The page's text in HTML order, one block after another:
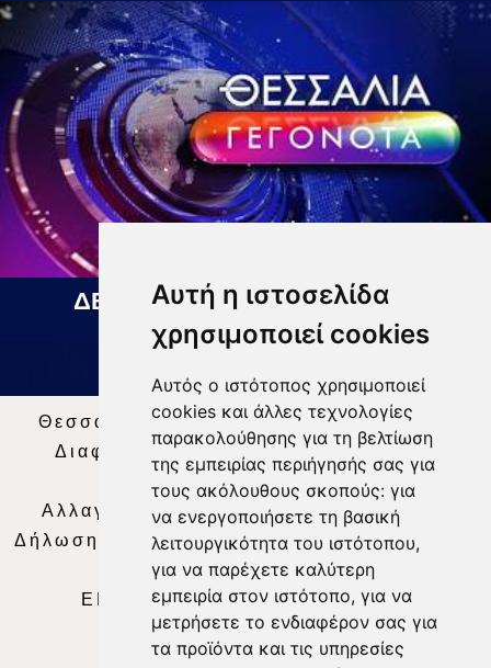
Αυτή η ιστοσελίδα
χρησιμοποιεί cookies
Αυτός ο ιστότοπος χρησιμοποιεί
cookies και άλλες τεχνολογίες
παρακολούθησης για τη βελτίωση
της εμπειρίας περιήγησής σας για
τους ακόλουθους σκοπούς: για
να ενεργοποιήσετε τη βασική
λειτουργικότητα του ιστότοπου,
για να παρέχετε καλύτερη
εμπειρία στον ιστότοπο, για να
μετρήσετε το ενδιαφέρον σας για
τα προϊόντα και τις υπηρεσίες
ΔΕΛΤΙΟ ΕΙΔΗΣΕΩΝ 05 08 2026
Θεσσαλία Τηλεόραση|SNG Services
Διαφήμιση | Όροι Χρήσης |Δήλωση
Απορρήτου |
Περιεχόμενο
Αλλαγή Προτιμήσεων για τα Cookies
Δήλωση συμμόρφωσης με τη σύσταση (ΕΕ)
2018/334|Ταυτότητα
ΕΝΗΜΕΡΩΣΗ |WEB TV| LIVE